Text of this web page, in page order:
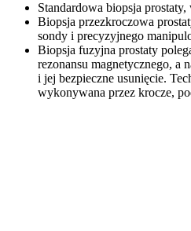
Standardowa biopsja
Biopsja przezkroczowa
sondy i precyzyjnego
Biopsja fuzyjna prostaty
rezonansu magnetycznego, a
i jej bezpieczne usunięcie.
wykonywana przez krocze,